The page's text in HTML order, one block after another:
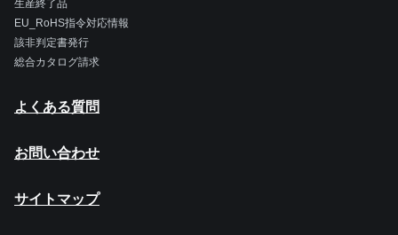
生産終了品
EU_RoHS指令対応情報
該非判定書発行
総合カタログ請求
よくある質問
お問い合わせ
サイトマップ